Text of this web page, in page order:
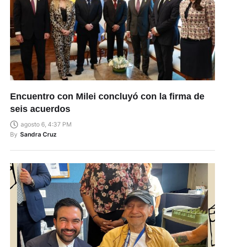
Encuentro con Milei concluyó con la firma de
seis acuerdos
agosto 6, 4:37 PM
By Sandra Cruz